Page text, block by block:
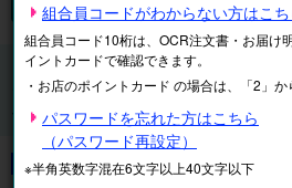
チケット 遊園地・水族館
シティ 得10(とくてん)チケット ※引換
組合員コードがわからない方はこち
組合員コード10桁は、OCR注文書・お届け
イントカードで確認できます。
・お店のポイントカード の場合は、「2」か
パスワードを忘れた方はこちら
（パスワード再設定）
※半角英数字混在6文字以上40文字以下